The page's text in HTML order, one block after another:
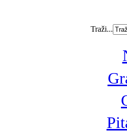
Traži...